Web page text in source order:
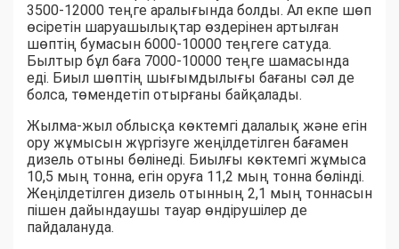
3500-12000 теңге аралығында болды. Ал екпе шөп
өсіретін шаруашылықтар өздерінен артылған
шөптің бумасын 6000-10000 теңгеге сатуда.
Былтыр бұл баға 7000-10000 теңге шамасында
еді. Биыл шөптің шығымдылығы бағаны сәл де
болса, төмендетіп отырғаны байқалады.
Жылма-жыл облысқа көктемгі далалық және егін
ору жұмысын жүргізуге жеңілдетілген бағамен
дизель отыны бөлінеді. Биылғы көктемгі жұмыса
10,5 мың тонна, егін оруға 11,2 мың тонна бөлінді.
Жеңілдетілген дизель отынның 2,1 мың тоннасын
пішен дайындаушы тауар өндірушілер де
пайдалануда.